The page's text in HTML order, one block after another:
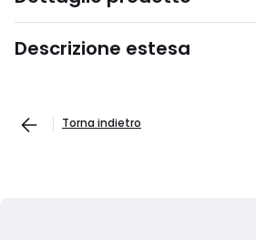
Descrizione estesa
Torna indietro